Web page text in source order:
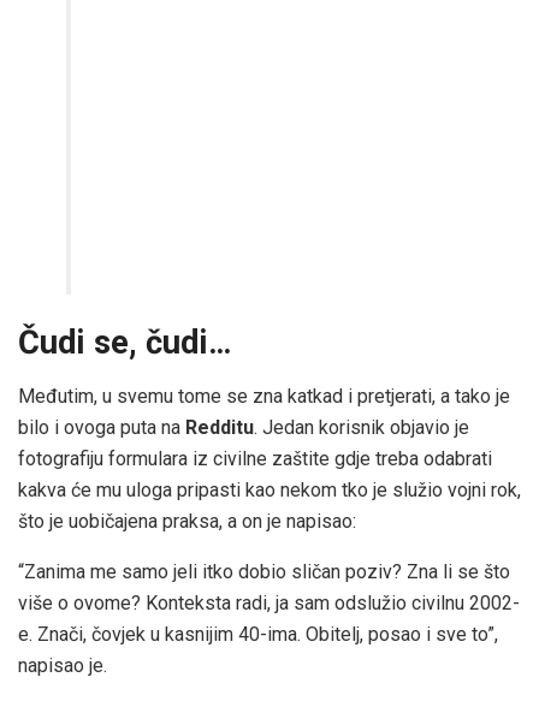
Čudi se, čudi…
Međutim, u svemu tome se zna katkad i pretjerati, a tako je
bilo i ovoga puta na Redditu. Jedan korisnik objavio je
fotografiju formulara iz civilne zaštite gdje treba odabrati
kakva će mu uloga pripasti kao nekom tko je služio vojni rok,
što je uobičajena praksa, a on je napisao:
“Zanima me samo jeli itko dobio sličan poziv? Zna li se što
više o ovome? Konteksta radi, ja sam odslužio civilnu 2002-
e. Znači, čovjek u kasnijim 40-ima. Obitelj, posao i sve to”,
napisao je.